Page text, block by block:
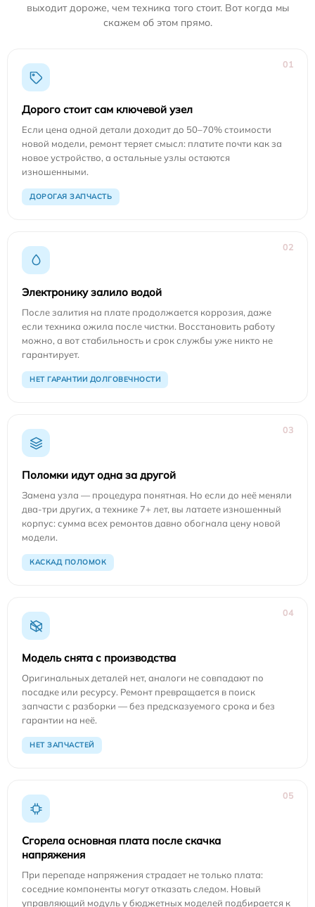
выходит дороже, чем техника того стоит. Вот когда мы
скажем об этом прямо.
01
Дорого стоит сам ключевой узел
Если цена одной детали доходит до 50–70% стоимости
новой модели, ремонт теряет смысл: платите почти как за
новое устройство, а остальные узлы остаются
изношенными.
ДОРОГАЯ ЗАПЧАСТЬ
02
Электронику залило водой
После залития на плате продолжается коррозия, даже
если техника ожила после чистки. Восстановить работу
можно, а вот стабильность и срок службы уже никто не
гарантирует.
НЕТ ГАРАНТИИ ДОЛГОВЕЧНОСТИ
03
Поломки идут одна за другой
Замена узла — процедура понятная. Но если до неё меняли
два-три других, а технике 7+ лет, вы латаете изношенный
корпус: сумма всех ремонтов давно обогнала цену новой
модели.
КАСКАД ПОЛОМОК
04
Модель снята с производства
Оригинальных деталей нет, аналоги не совпадают по
посадке или ресурсу. Ремонт превращается в поиск
запчасти с разборки — без предсказуемого срока и без
гарантии на неё.
НЕТ ЗАПЧАСТЕЙ
05
Сгорела основная плата после скачка
напряжения
При перепаде напряжения страдает не только плата:
соседние компоненты могут отказать следом. Новый
управляющий модуль у бюджетных моделей подбирается к